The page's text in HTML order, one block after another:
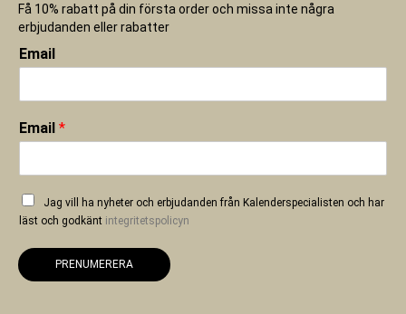
Få 10% rabatt på din första order och missa inte några
erbjudanden eller rabatter
Email
Email *
Jag vill ha nyheter och erbjudanden från Kalenderspecialisten och har
läst och godkänt integritetspolicyn
PRENUMERERA